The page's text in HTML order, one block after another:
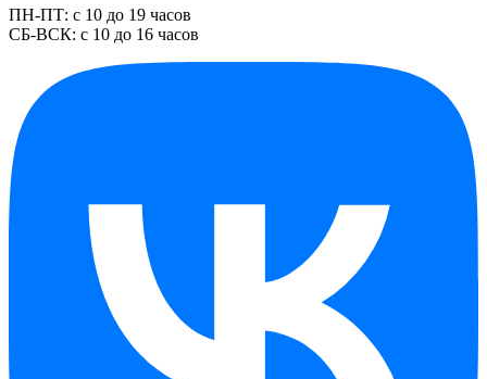
ПН-ПТ: с 10 до 19 часов
СБ-ВСК: с 10 до 16 часов